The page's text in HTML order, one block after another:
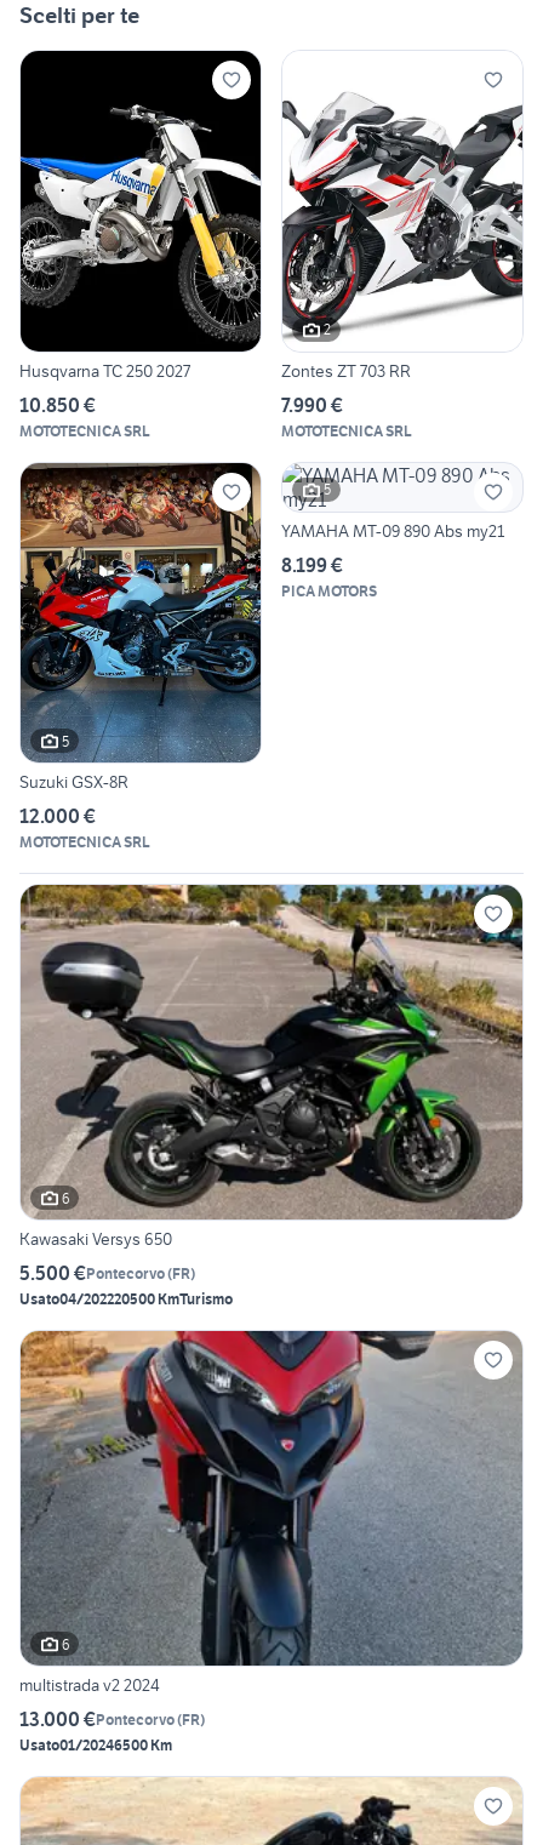
Scelti per te
Husqvarna TC 250 2027
10.850 €
MOTOTECNICA SRL
2
Zontes ZT 703 RR
7.990 €
MOTOTECNICA SRL
5
Suzuki GSX-8R
12.000 €
MOTOTECNICA SRL
5
YAMAHA MT-09 890 Abs my21
8.199 €
PICA MOTORS
6
Kawasaki Versys 650
5.500 €Pontecorvo(FR)
Usato04/202220500 KmTurismo
6
multistrada v2 2024
13.000 €Pontecorvo(FR)
Usato01/20246500 Km